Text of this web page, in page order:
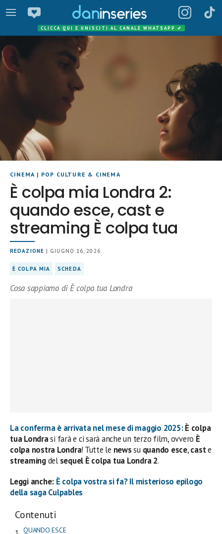
CLICCA QUI E UNISCITI AL CANALE WHATSAPP ✔
CINEMA | POP CULTURE & CINEMA
È colpa mia Londra 2:
quando esce, cast e
streaming È colpa tua
REDAZIONE | GIUGNO 16, 2026
È COLPA MIA SCHEDA
Cosa sappiamo di È colpa tua Londra
La conferma è arrivata nel mese di maggio 2025: È colpa
tua Londrasi farà e ci sarà anche un terzo film, ovvero È
colpa nostra Londra! Tutte le newssu quando esce,caste
streamingdel sequel È colpa tua Londra 2.
Leggi anche: È colpa vostra si fa? Il misterioso epilogo
della saga Culpables
Contenuti
QUANDO ESCE